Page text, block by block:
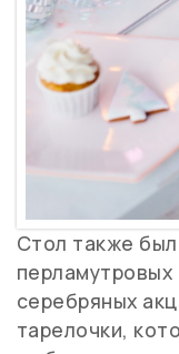
Стол также
серебряных
тарелочки,